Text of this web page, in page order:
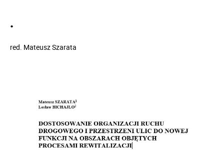
.
red. Mateusz Szarata